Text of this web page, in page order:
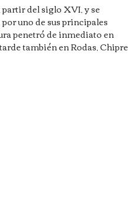
del siglo XVI, y se
uno de sus principales
penetró de inmediato en
también en Rodas, Chipre